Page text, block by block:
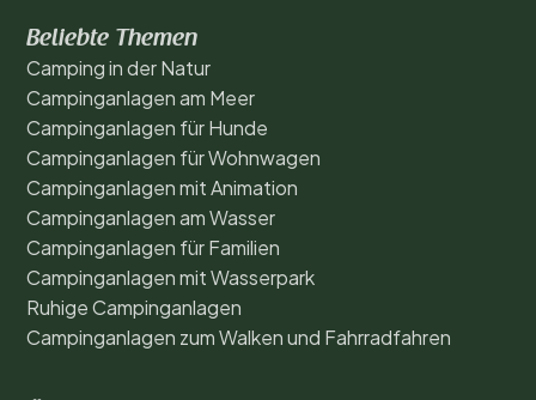
Beliebte Themen
Camping in der Natur
Campinganlagen am Meer
Campinganlagen für Hunde
Campinganlagen für Wohnwagen
Campinganlagen mit Animation
Campinganlagen am Wasser
Campinganlagen für Familien
Campinganlagen mit Wasserpark
Ruhige Campinganlagen
Campinganlagen zum Walken und Fahrradfahren